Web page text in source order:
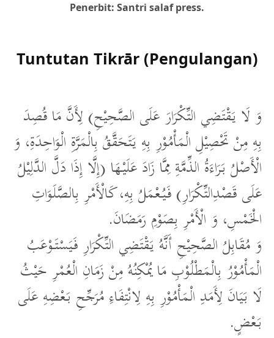
Penerbit: Santri salaf press.
Tuntutan Tikrār (Pengulangan)
وَ لَا يَقْتَضِي التِّكْرَارَ عَلَى الصَّحِيْحِ) لِأَنَّ مَا قُصِدَ
بِهِ مِنْ تَحْصِيْلِ الْمَأْمُوْرِ بِهِ يَتَحَقَّقُ بِالْمَرَّةِ الْوَاحِدَةِ، وَ
الْأَصْلُ بَرَاءَةُ الذِّمَّةِ مِمَّا زَادَ عَلَيْهَا (إِلَّا إِذَا دَلَّ الدَّلِيْلُ
عَلَى قَصْدِالتِّكْرَارِ) فَيُعْمَلُ بِهِ، كَالْأَمْرِ بِالصَّلَوَاتِ
الْخَمْسِ، وَ الْأَمْرِ بِصَوْمِ رَمَضَانَ.
وَ مُقَابِلُ الصَّحِيْحِ أَنَّهُ يَقْتَضِي التِّكْرَارِ فَيَسْتَوْعَبُ
الْمَأْمُوْرُ بِالْمَطْلُوْبِ مَا يُمْكِنُهُ مِنْ زَمَانِ الْعُمْرِ حَيْثُ
لَا بَيَانَ لِأَمَدِ الْمَأْمُوْرِ بِهِ لِانْتِفَاءِ مُرَجِّحِ بَعْضِهِ عَلَى
بَعْضٍ.